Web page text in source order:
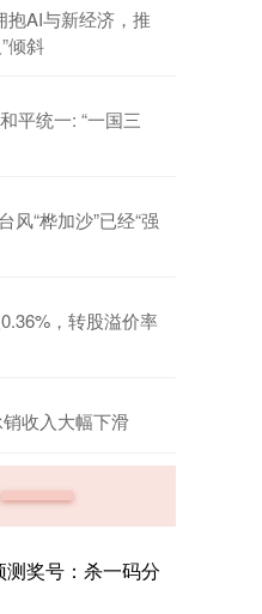
抱AI与新经济，推
倾斜
平统一: “一国三
风“桦加沙”已经“强
，转股溢价率
收入大幅下滑
奖号：杀一码分